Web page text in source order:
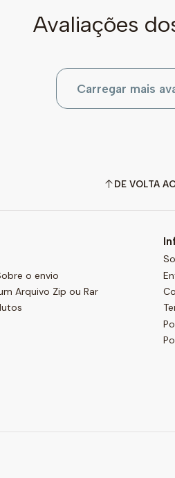
Avaliações
Carregar mais
DE VOLTA
o envio
Arquivo Zip ou Rar